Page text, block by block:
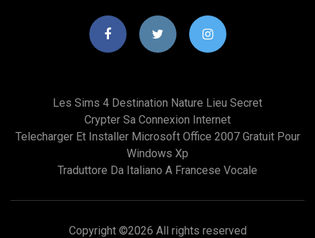
Les Sims 4 Destination Nature Lieu Secret
Crypter Sa Connexion Internet
Telecharger Et Installer Microsoft Office 2007 Gratuit Pour
Windows Xp
Traduttore Da Italiano A Francese Vocale
Copyright ©2026 All rights reserved